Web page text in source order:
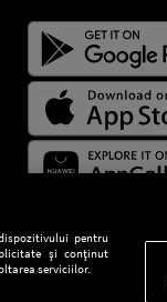
pentru
și conținut
serviciilor.